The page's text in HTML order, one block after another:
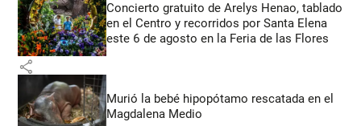
Concierto gratuito de Arelys Henao, tablado
en el Centro y recorridos por Santa Elena
este 6 de agosto en la Feria de las Flores
share
Murió la bebé hipopótamo rescatada en el
Magdalena Medio